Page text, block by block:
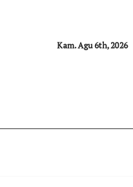
Kam. Agu 6th, 2026